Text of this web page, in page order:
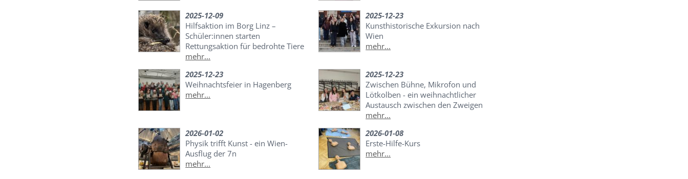
2025-12-09
Hilfsaktion im Borg Linz –
Schüler:innen starten
Rettungsaktion für bedrohte Tiere
mehr...
2025-12-23
Kunsthistorische Exkursion nach
Wien
mehr...
2025-12-23
Weihnachtsfeier in Hagenberg
mehr...
2025-12-23
Zwischen Bühne, Mikrofon und
Lötkolben - ein weihnachtlicher
Austausch zwischen den Zweigen
mehr...
2026-01-02
Physik trifft Kunst - ein Wien-
Ausflug der 7n
mehr...
2026-01-08
Erste-Hilfe-Kurs
mehr...